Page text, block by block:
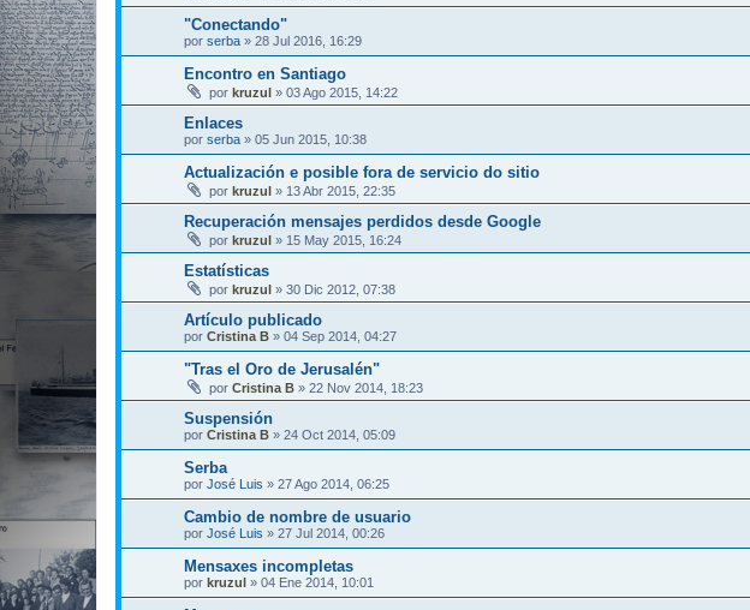
"Conectando"
por serba » 28 Jul 2016, 16:29
Encontro en Santiago
por kruzul » 03 Ago 2015, 14:22
Enlaces
por serba » 05 Jun 2015, 10:38
Actualización e posible fora de servicio do sitio
por kruzul » 13 Abr 2015, 22:35
Recuperación mensajes perdidos desde Google
por kruzul » 15 May 2015, 16:24
Estatísticas
por kruzul » 30 Dic 2012, 07:38
Artículo publicado
por Cristina B » 04 Sep 2014, 04:27
"Tras el Oro de Jerusalén"
por Cristina B » 22 Nov 2014, 18:23
Suspensión
por Cristina B » 24 Oct 2014, 05:09
Serba
por José Luis » 27 Ago 2014, 06:25
Cambio de nombre de usuario
por José Luis » 27 Jul 2014, 00:26
Mensaxes incompletas
por kruzul » 04 Ene 2014, 10:01